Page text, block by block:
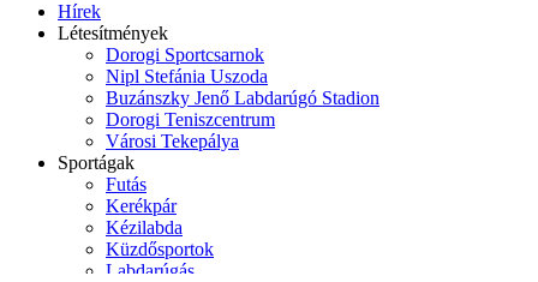
Hírek
Létesítmények
Dorogi Sportcsarnok
Nipl Stefánia Uszoda
Buzánszky Jenő Labdarúgó Stadion
Dorogi Teniszcentrum
Városi Tekepálya
Sportágak
Futás
Kerékpár
Kézilabda
Küzdősportok
Labdarúgás